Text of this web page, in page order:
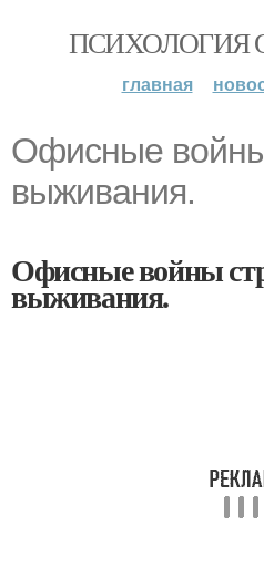
главная
Офисные войны
выживания.
Офисные войны
выживания.